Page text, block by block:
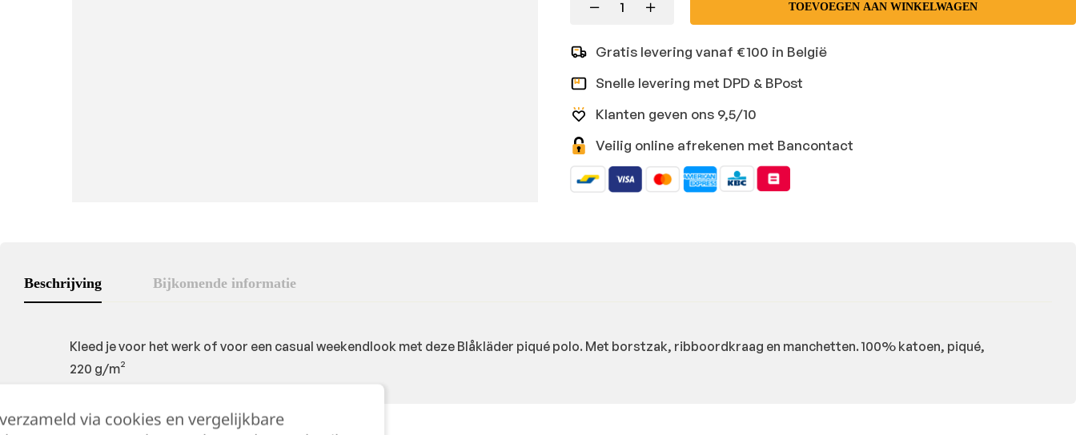
TOEVOEGEN AAN WINKELWAGEN
Gratis levering vanaf €100 in België
Snelle levering met DPD & BPost
Klanten geven ons 9,5/10
Veilig online afrekenen met Bancontact
Beschrijving Bijkomende informatie
Kleed je voor het werk of voor een casual weekendlook met deze Blåkläder piqué polo. Met borstzak, ribboordkraag en manchetten. 100% katoen, piqué,
220 g/m²
via cookies en vergelijkbare